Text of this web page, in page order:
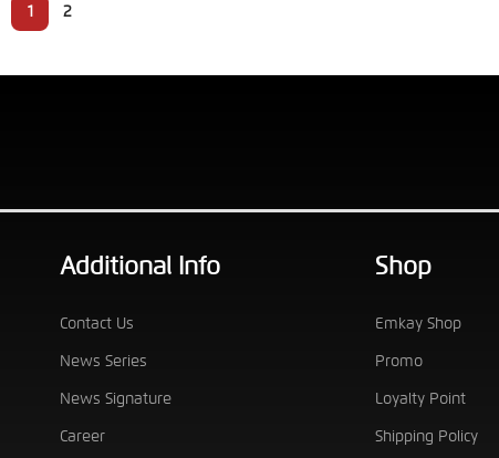
1 2
Additional Info
Contact Us
News Series
News Signature
Career
Shop
Emkay Shop
Promo
Loyalty Point
Shipping Policy